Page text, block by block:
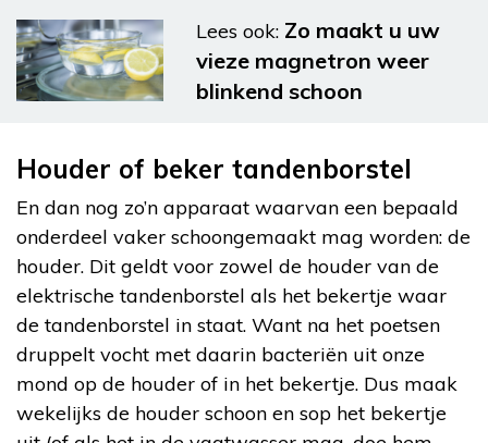
Lees ook: Zo maakt u uw
vieze magnetron weer
blinkend schoon
Houder of beker tandenborstel
En dan nog zo’n apparaat waarvan een bepaald
onderdeel vaker schoongemaakt mag worden: de
houder. Dit geldt voor zowel de houder van de
elektrische tandenborstel als het bekertje waar
de tandenborstel in staat. Want na het poetsen
druppelt vocht met daarin bacteriën uit onze
mond op de houder of in het bekertje. Dus maak
wekelijks de houder schoon en sop het bekertje